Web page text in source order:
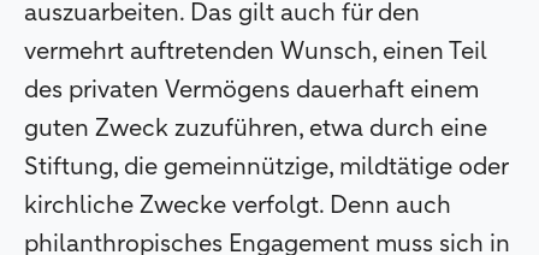
auszuarbeiten. Das gilt auch für den
vermehrt auftretenden Wunsch, einen Teil
des privaten Vermögens dauerhaft einem
guten Zweck zuzuführen, etwa durch eine
Stiftung, die gemeinnützige, mildtätige oder
kirchliche Zwecke verfolgt. Denn auch
philanthropisches Engagement muss sich in